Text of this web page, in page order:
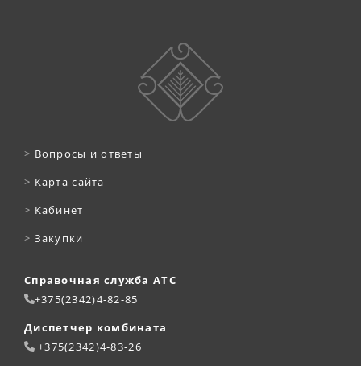
> Вопросы и ответы
> Карта сайта
> Кабинет
> Закупки
Справочная служба АТС
+375(2342)4-82-85
Диспетчер комбината
+375(2342)4-83-26